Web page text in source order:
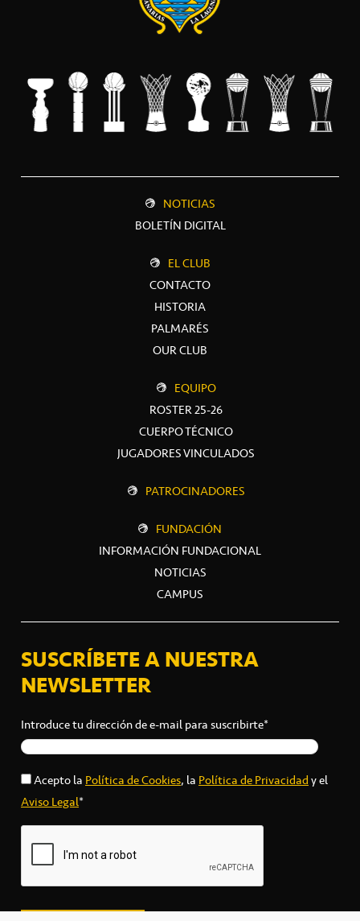
NOTICIAS
BOLETÍN DIGITAL
EL CLUB
CONTACTO
HISTORIA
PALMARÉS
OUR CLUB
EQUIPO
ROSTER 25-26
CUERPO TÉCNICO
JUGADORES VINCULADOS
PATROCINADORES
FUNDACIÓN
INFORMACIÓN FUNDACIONAL
NOTICIAS
CAMPUS
SUSCRÍBETE A NUESTRA
NEWSLETTER
Introduce tu dirección de e-mail para suscribirte*
Acepto la Política de Cookies, la Política de Privacidady el
Aviso Legal*